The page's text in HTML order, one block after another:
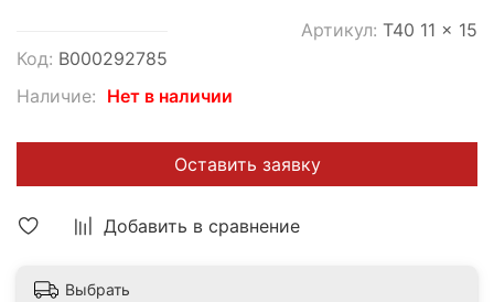
Добавить в сравнение
Код: В000292785
Артикул: T40 11 x 15
Наличие: Нет в наличии
Оставить заявку
Выбрать